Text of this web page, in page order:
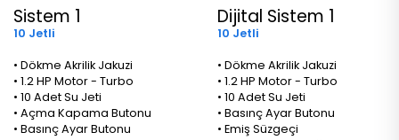
Sistem 1
10 Jetli
• Dökme Akrilik Jakuzi
• 1.2 HP Motor - Turbo
• 10 Adet Su Jeti
• Açma Kapama Butonu
• Basınç Ayar Butonu
Dijital Sistem 1
10 Jetli
• Dökme Akrilik Jakuzi
• 1.2 HP Motor - Turbo
• 10 Adet Su Jeti
• Basınç Ayar Butonu
• Emiş Süzgeçi